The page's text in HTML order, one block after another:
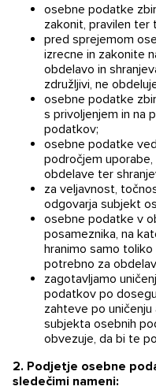
osebne podatke
zakonit, pravilen ter
pred sprejemom
izrecne in zakonite
obdelavo in
združljivi, ne
osebne podatke
s privoljenjem in na
podatkov;
osebne podatke
področjem uporabe,
obdelave ter
za veljavnost,
odgovarja subjekt
osebne podatke v
posameznika, na
hranimo samo
potrebno za
zagotavljamo
podatkov po
zahteve po
subjekta osebnih
obvezuje, da bi te
2. Podjetje osebne
sledečimi nameni: